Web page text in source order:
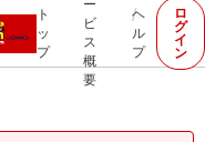
ト
ッ
プ
ー
ビ
ス
概
要
ヘ
ル
プ
ロ
グ
イ
ン